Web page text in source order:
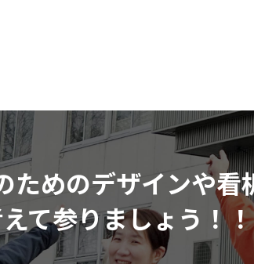
ためのデザインや看
て参りましょう！！